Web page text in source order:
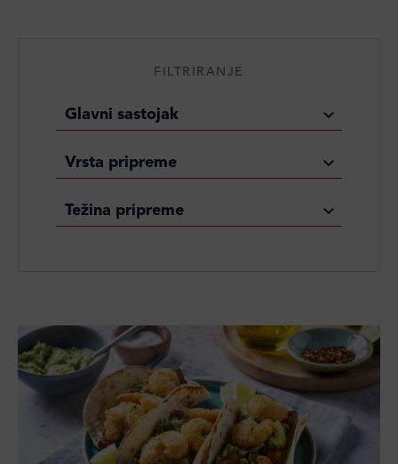
FILTRIRANJE
Glavni sastojak
Vrsta pripreme
Težina pripreme